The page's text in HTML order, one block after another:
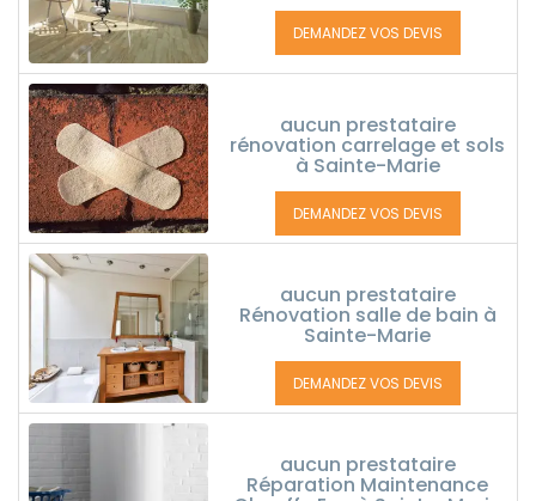
DEMANDEZ VOS DEVIS
aucun prestataire
rénovation carrelage et sols
à Sainte-Marie
DEMANDEZ VOS DEVIS
aucun prestataire
Rénovation salle de bain à
Sainte-Marie
DEMANDEZ VOS DEVIS
aucun prestataire
Réparation Maintenance